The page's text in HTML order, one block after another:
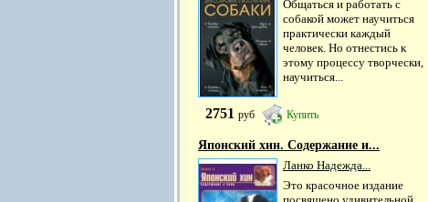
Общаться и работать с
собакой может научиться
практически каждый
человек. Но отнестись к
этому процессу творчески,
научиться...
2751 руб Купить
Японский хин. Содержание и...
Ланко Надежда...
Это красочное издание